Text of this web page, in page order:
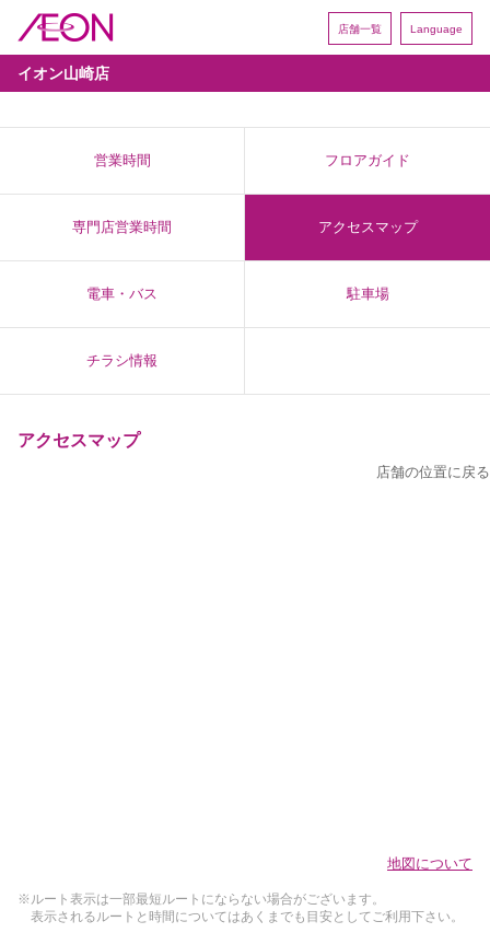
店舗一覧 Language
イオン山崎店
営業時間 フロアガイド
専門店営業時間 アクセスマップ
電車・バス 駐車場
チラシ情報
アクセスマップ
店舗の位置に戻る
地図について
※ルート表示は一部最短ルートにならない場合がございます。
表示されるルートと時間についてはあくまでも目安としてご利用下さい。